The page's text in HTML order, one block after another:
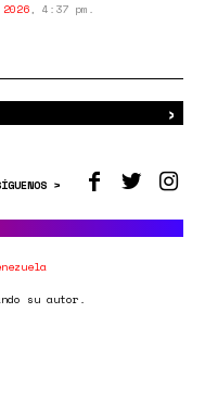
, 4:37 pm.
›
>
su autor.